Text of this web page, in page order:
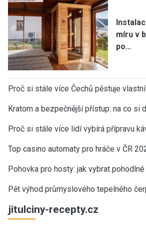
míru v
po…
Proč si stále více Čechů pěstuje
Kratom a bezpečnější přístup: na co si
Proč si stále více lidí vybírá přípravu
Top casino automaty pro hráče v ČR
Pohovka pro hosty: jak vybrat
Pět výhod průmyslového tepelného
jitulciny-recepty.cz